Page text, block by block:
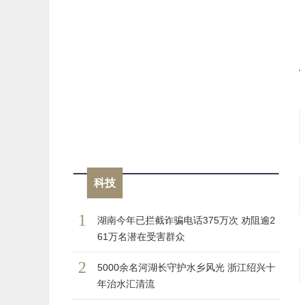
科技
1
湖南今年已拦截诈骗电话375万次 劝阻逾2
61万名潜在受害群众
2
5000余名河湖长守护水乡风光 浙江绍兴十
年治水汇清流